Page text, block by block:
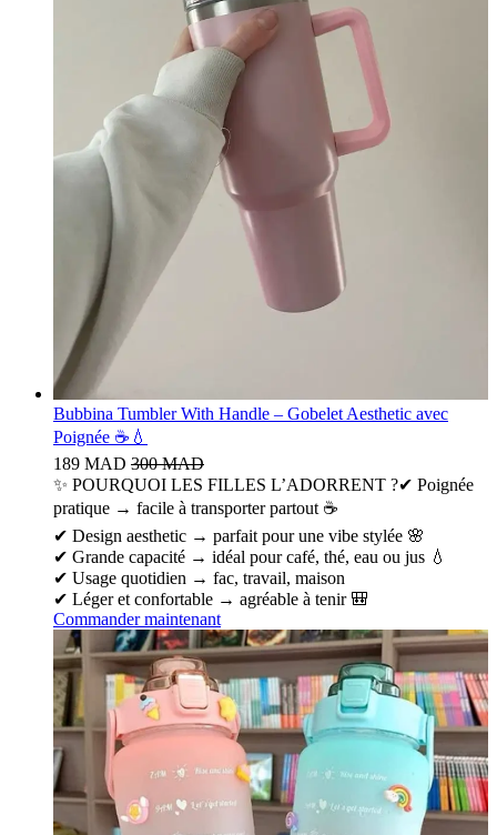
Bubbina Tumbler With Handle – Gobelet Aesthetic avec
Poignée ☕💧
189 MAD 300 MAD
✨ POURQUOI LES FILLES L’ADORRENT ?✔ Poignée
pratique → facile à transporter partout ☕
✔ Design aesthetic → parfait pour une vibe stylée 🌸
✔ Grande capacité → idéal pour café, thé, eau ou jus 💧
✔ Usage quotidien → fac, travail, maison
✔ Léger et confortable → agréable à tenir 🎒
Commander maintenant